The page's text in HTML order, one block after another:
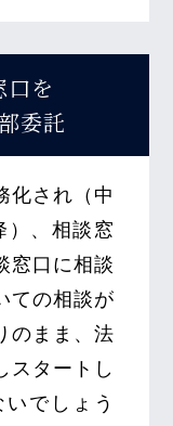
口を
委託
化され（中
）、相談窓
窓口に相談
ての相談が
のまま、法
スタートし
でしょう